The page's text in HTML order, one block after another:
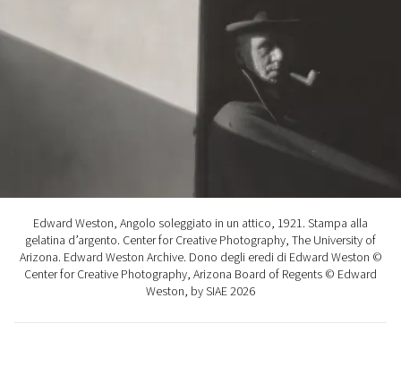
VIDEO
TV
Edward Weston, Angolo soleggiato in un attico, 1921. Stampa alla
gelatina d’argento. Center for Creative Photography, The University of
Arizona. Edward Weston Archive. Dono degli eredi di Edward Weston ©
Center for Creative Photography, Arizona Board of Regents © Edward
Weston, by SIAE 2026